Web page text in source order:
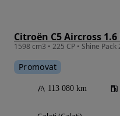
Promovat
113 080 km